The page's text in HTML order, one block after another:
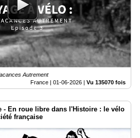
Autrement
France | 01-06-2026 | Vu 135070 fois
- En roue libre dans l'Histoire : le vélo
française